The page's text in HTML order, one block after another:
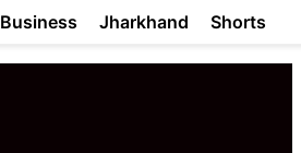
Business Jharkhand Shorts